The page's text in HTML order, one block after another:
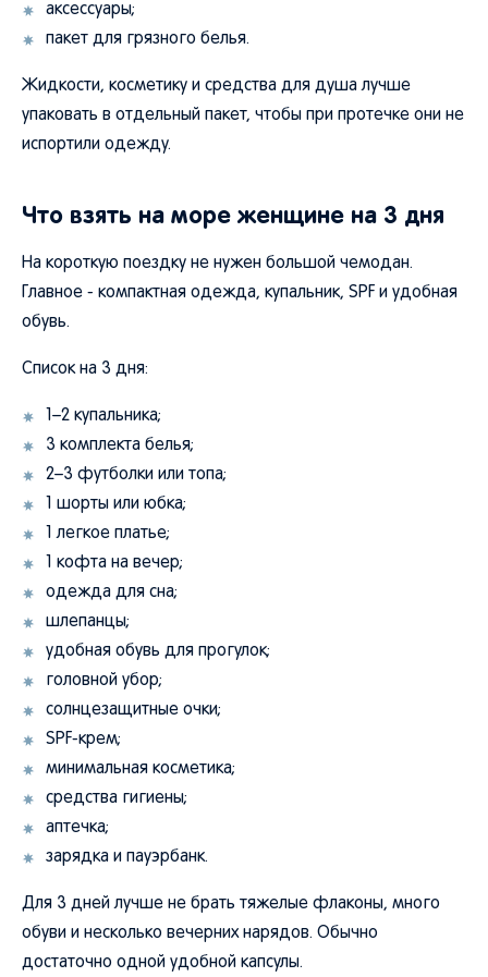
аксессуары;
пакет для грязного белья.
Жидкости, косметику и средства для душа лучше
упаковать в отдельный пакет, чтобы при протечке они не
испортили одежду.
Что взять на море женщине на 3 дня
На короткую поездку не нужен большой чемодан.
Главное - компактная одежда, купальник, SPF и удобная
обувь.
Список на 3 дня:
1–2 купальника;
3 комплекта белья;
2–3 футболки или топа;
1 шорты или юбка;
1 легкое платье;
1 кофта на вечер;
одежда для сна;
шлепанцы;
удобная обувь для прогулок;
головной убор;
солнцезащитные очки;
SPF-крем;
минимальная косметика;
средства гигиены;
аптечка;
зарядка и пауэрбанк.
Для 3 дней лучше не брать тяжелые флаконы, много
обуви и несколько вечерних нарядов. Обычно
достаточно одной удобной капсулы.